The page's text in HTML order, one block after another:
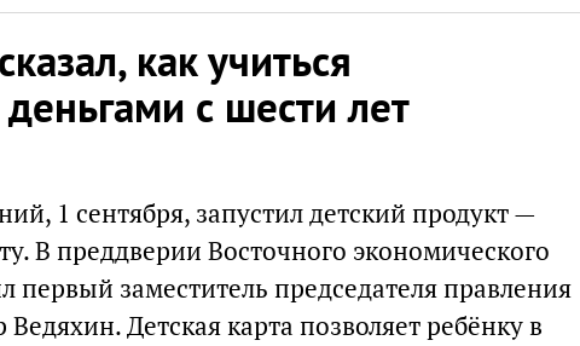
как учиться
с шести лет
1 сентября, запустил детский продукт —
В преддверии Восточного экономического
первый заместитель председателя правления
Детская карта позволяет ребёнку в